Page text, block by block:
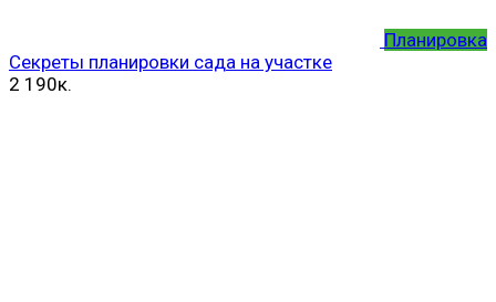
Планировка
Секреты планировки сада на участке
2 190к.